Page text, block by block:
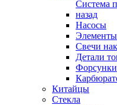
Система
назад
Насосы
Свечи
Детали
Форсунки
Китайцы
Стекла